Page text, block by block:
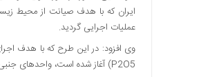
ایران که با هدف صیانت از محیط
عملیات اجرایی گردید.
P2O5) آغاز شده است، واحدهای جنبی دیگر از جمله تولید اسید فسفریک با گرید خوراک دام نیز پیش بینی شده است.